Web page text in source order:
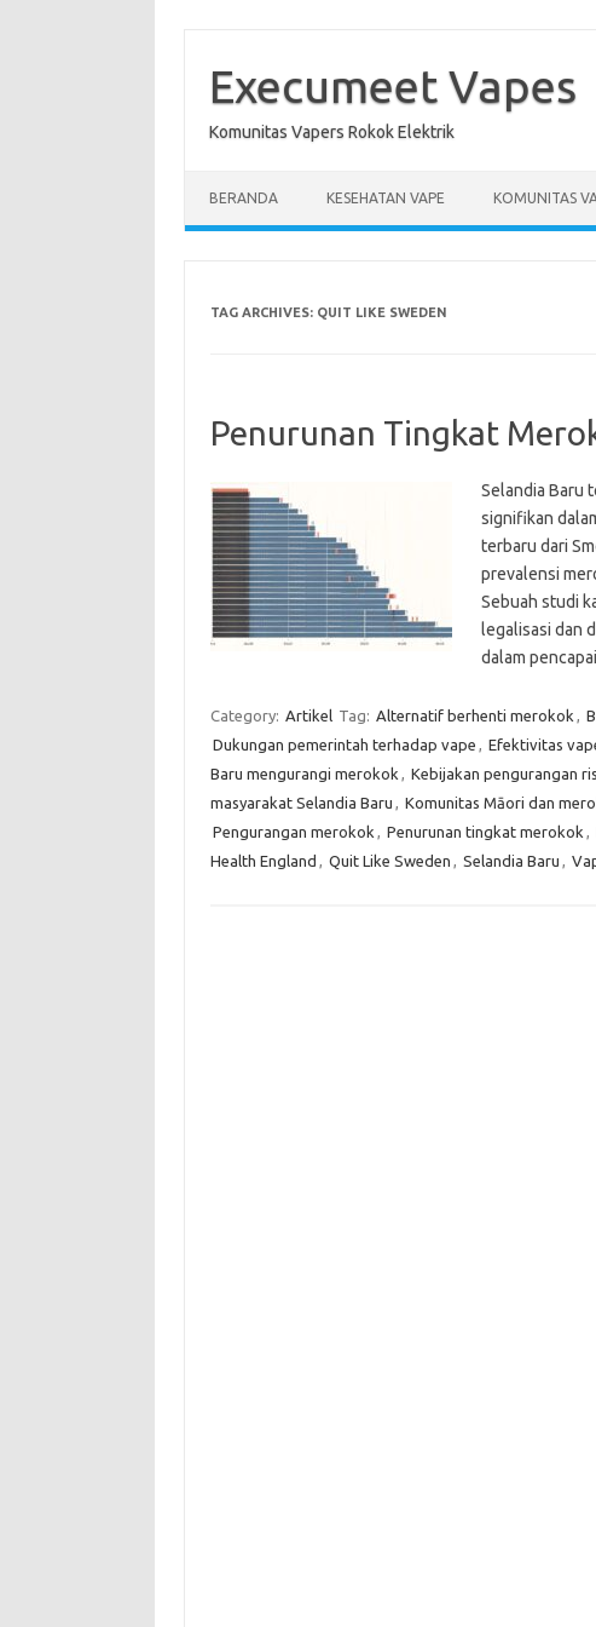
contentExecumeet Vapes
Komunitas Vapers Rokok Elektrik
BERANDA KESEHATAN VAPE KOMUNITAS
TAG ARCHIVES: QUIT LIKE SWEDEN
Penurunan Tingkat
Selandia Baru
signifikan
terbaru dari
prevalensi
Sebuah studi
legalisasi dan
dalam
Category: Artikel Tag: Alternatif berhenti merokok ,
Dukungan pemerintah terhadap vape , Efektivitas
Baru mengurangi merokok , Kebijakan pengurangan
masyarakat Selandia Baru , Komunitas Māori dan
Pengurangan merokok , Penurunan tingkat merokok ,
Health England , Quit Like Sweden , Selandia Baru ,